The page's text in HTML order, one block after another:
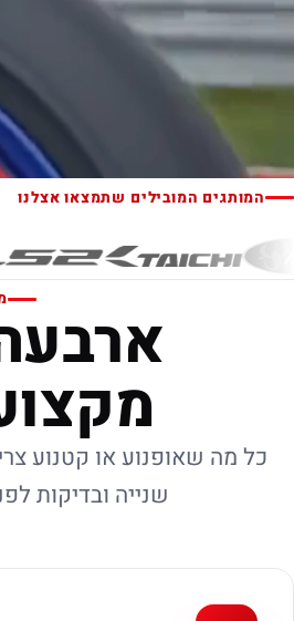
המותגים המובילים שתמצאו אצלנו
כל מה שאופנוע או קטנוע
שנייה ובדיקות